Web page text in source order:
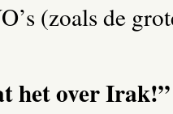
(zoals de
het over Irak!”